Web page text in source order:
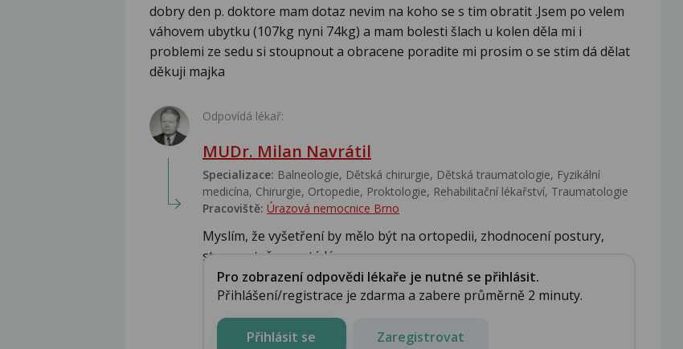
dobry den p. doktore mam dotaz nevim na koho se s tim obratit .Jsem po velem
váhovem ubytku (107kg nyni 74kg) a mam bolesti šlach u kolen děla mi i
problemi ze sedu si stoupnout a obracene poradite mi prosim o se stim dá dělat
děkuji majka
Odpovídá lékař:
MUDr. Milan Navrátil
Specializace: Balneologie, Dětská chirurgie, Dětská traumatologie, Fyzikální
medicína, Chirurgie, Ortopedie, Proktologie, Rehabilitační lékařství‎, Traumatologie
Pracoviště: Úrazová nemocnice Brno
Myslím, že vyšetření by mělo být na ortopedii, zhodnocení postury,
stavu pateře a poté lé...
Pro zobrazení odpovědi lékaře je nutné se přihlásit.
Přihlášení/registrace je zdarma a zabere průměrně 2 minuty.
Přihlásit se Zaregistrovat